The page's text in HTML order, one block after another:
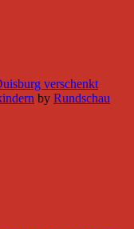
verschenkt
by Rundschau